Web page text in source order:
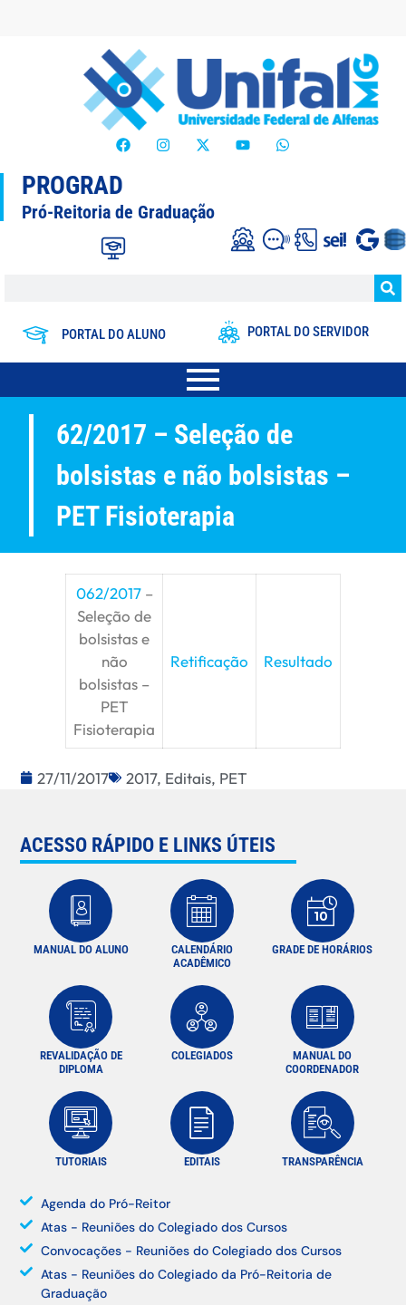
PROGRAD
Pró-Reitoria de Graduação
PORTAL DO ALUNO PORTAL DO SERVIDOR
62/2017 – Seleção de
bolsistas e não bolsistas –
PET Fisioterapia
062/2017–
Seleção de
bolsistas e
não
bolsistas –
PET
Fisioterapia
Retificação Resultado
27/11/2017 2017, Editais, PET
ACESSO RÁPIDO E LINKS ÚTEIS
MANUAL DO ALUNO
CALENDÁRIO
ACADÊMICO
GRADE DE HORÁRIOS
REVALIDAÇÃO DE
DIPLOMA
COLEGIADOS
MANUAL DO
COORDENADOR
TUTORIAIS EDITAIS TRANSPARÊNCIA
Agenda do Pró-Reitor
Atas - Reuniões do Colegiado dos Cursos
Convocações - Reuniões do Colegiado dos Cursos
Atas - Reuniões do Colegiado da Pró-Reitoria de
Graduação